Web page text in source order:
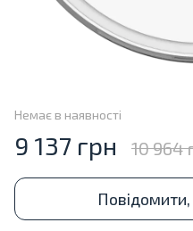
Немає в наявності
9 137 грн 10 964